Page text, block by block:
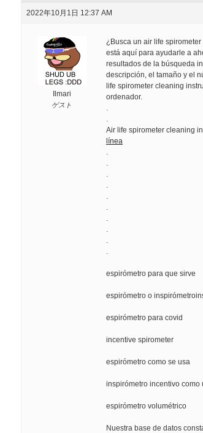
2022年10月1日 12:37 AM
Ilmari
ゲスト
¿Busca un air life
está aquí para ayudarle a
resultados de la búsqueda
descripción, el tamaño y el
life spirometer cleaning
ordenador.
Air life spirometer cleaning
línea
espirómetro para que sirve
espirómetro o
espirómetro para covid
incentive spirometer
espirómetro como se usa
inspirómetro incentivo como
espirómetro volumétrico
Nuestra base de datos